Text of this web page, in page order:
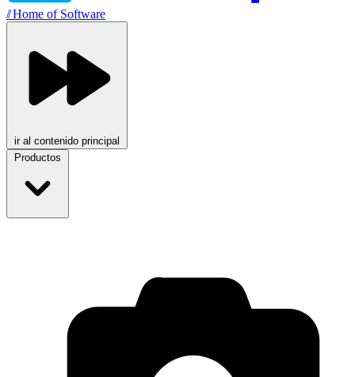
//Home of Software
ir al contenido principal
Productos